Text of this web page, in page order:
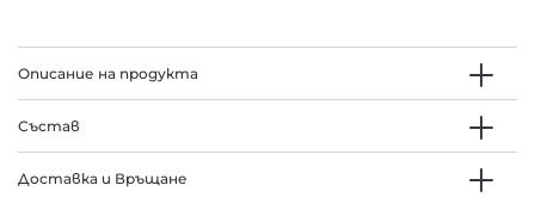
Описание на продукта
Състав
Доставка и Връщане